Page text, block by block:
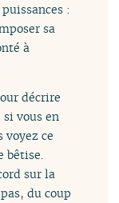
:
sa
à
décrire
si vous en
voyez ce
bêtise.
sur la
du coup